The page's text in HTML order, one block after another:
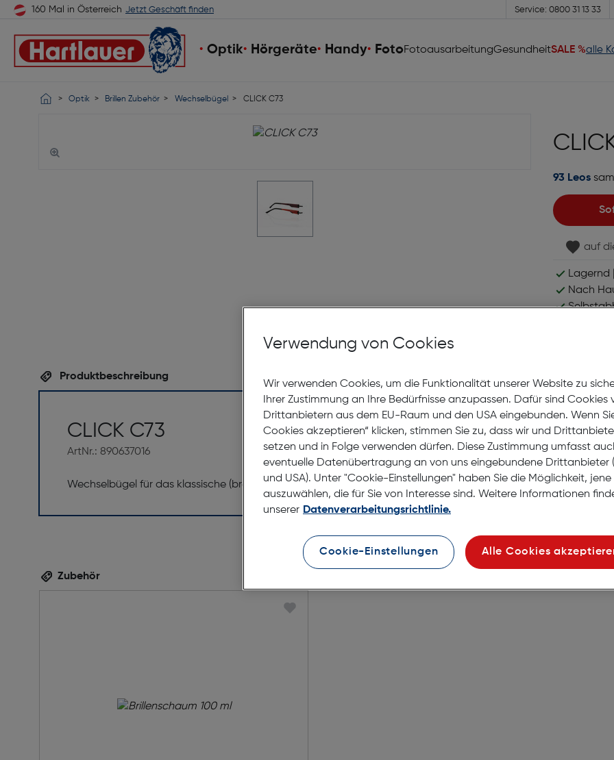
160 Mal in Österreich Jetzt Geschäft finden Service: 0800 31 13 33
Optik Hörgeräte Handy FotoFotoausarbeitungGesundheitSALE %alle
Optik Brillen Zubehör Wechselbügel CLICK C73
93 Leos
auf
Lagernd
Nach
Produktbeschreibung
CLICK C73
ArtNr.: 890637016
Wechselbügel für das klassische (breite) ClickMe-Bügelsystem.
Zubehör
Verwendung von Cookies
Wir verwenden Cookies, um die Funktionalität unserer Website zu
Ihrer Zustimmung an Ihre Bedürfnisse anzupassen. Dafür sind Cookies
Drittanbietern aus dem EU-Raum und den USA eingebunden. Wenn
Cookies akzeptieren“ klicken, stimmen Sie zu, dass wir und
setzen und in Folge verwenden dürfen. Diese Zustimmung umfasst
eventuelle Datenübertragung an von uns eingebundene Drittanbieter
und USA). Unter "Cookie-Einstellungen" haben Sie die Möglichkeit,
auszuwählen, die für Sie von Interesse sind. Weitere Informationen
unserer Datenverarbeitungsrichtlinie.
Cookie-Einstellungen Alle Cookies